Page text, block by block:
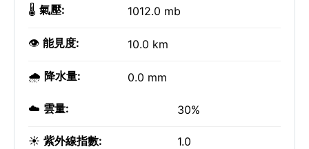
🌡️ 氣壓: 1012.0 mb
👁️ 能見度: 10.0 km
🌧️ 降水量: 0.0 mm
☁️ 雲量: 30%
☀️ 紫外線指數: 1.0